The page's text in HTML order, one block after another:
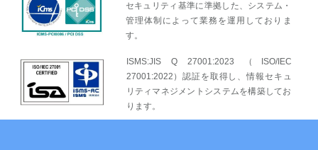
セキュリティ基準に準拠した、システム・
管理体制によって業務を運用しておりま
す。
ISMS:JIS Q 27001:2023 （ISO/IEC
27001:2022）認証を取得し、情報セキュ
リティマネジメントシステムを構築してお
ります。